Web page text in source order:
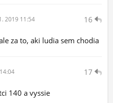
16
2019 11:54
za to, aki ludia sem chodia
17
140 a vyssie